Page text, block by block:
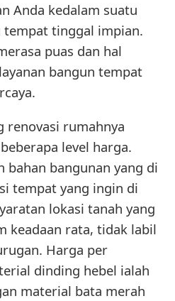
Anda kedalam suatu
tempat tinggal impian.
puas dan hal
bangun tempat
renovasi rumahnya
level harga.
bahan bangunan yang di
tempat yang ingin di
lokasi tanah yang
keadaan rata, tidak labil
Harga per
dinding hebel ialah
material bata merah